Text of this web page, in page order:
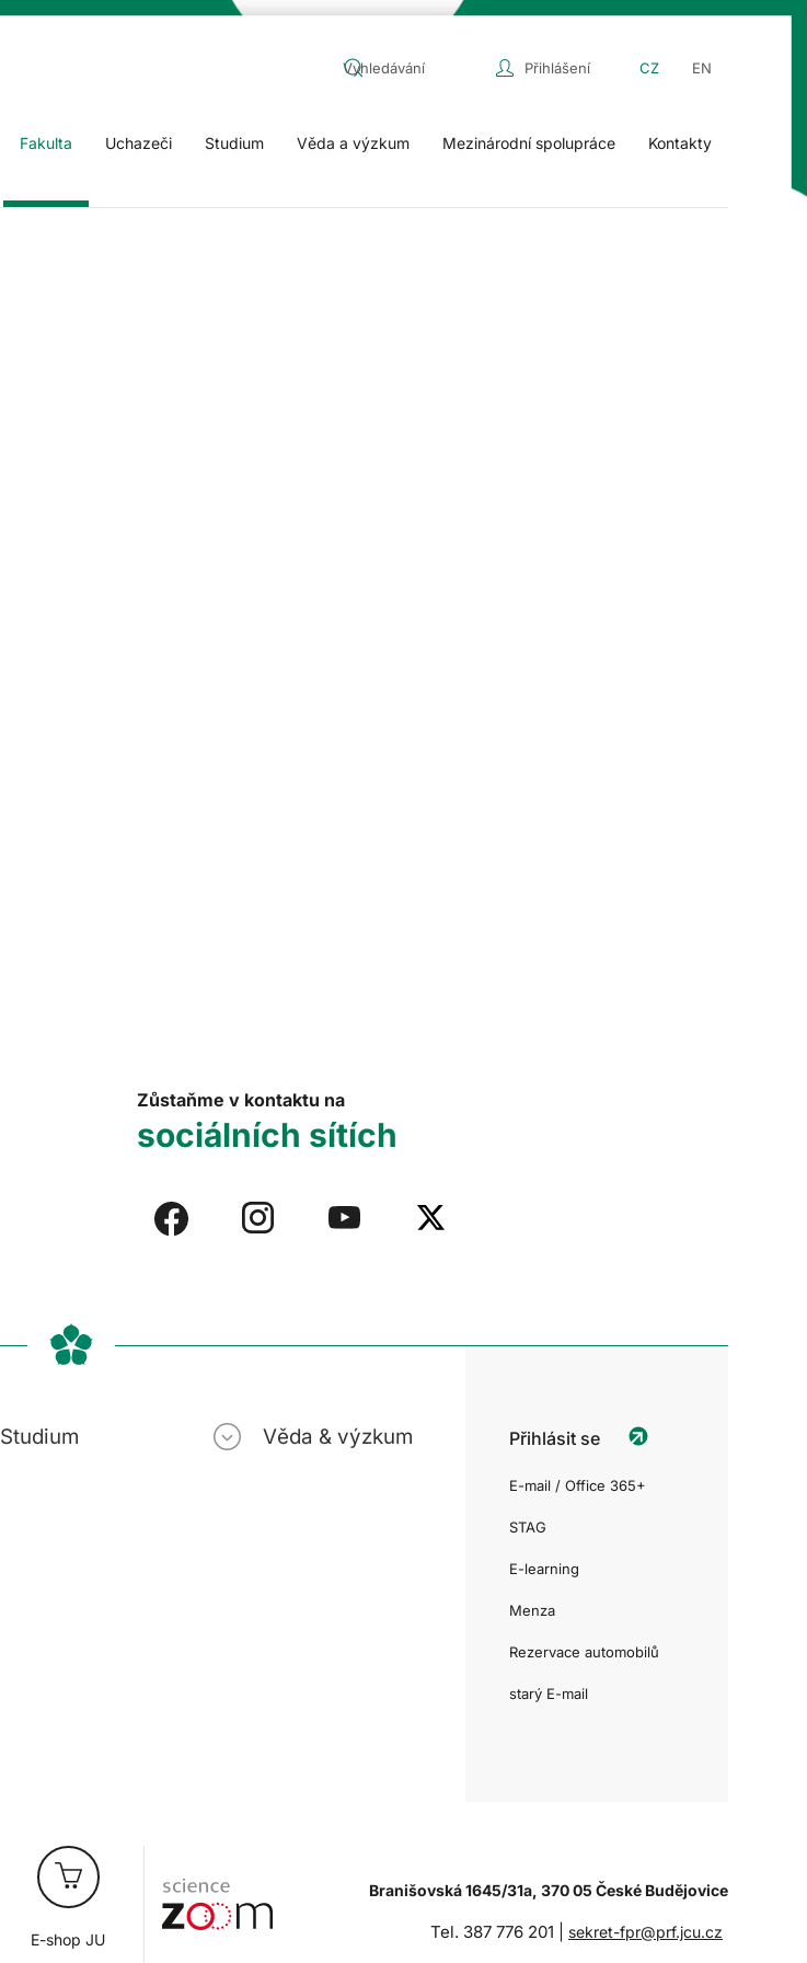
Přihlášení CZ EN
Fakulta Uchazeči Studium Věda a výzkum Mezinárodní spolupráce Kontakty
Zůstaňme v kontaktu na
sociálních sítích
Studium Věda & výzkum Přihlásit se
E-mail / Office 365+
STAG
E-learning
Menza
Rezervace automobilů
starý E-mail
E-shop JU
Branišovská 1645/31a, 370 05 České Budějovice
Tel. 387 776 201 | sekret-fpr@prf.jcu.cz